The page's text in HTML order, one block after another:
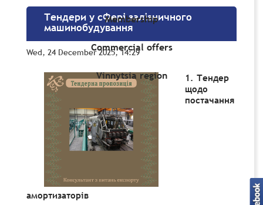
Membership
Commercial offers
Vinnytsia region
Тендери у сфері залізничного
машинобудування
Wed, 24 December 2025, 14:29
1. Тендер
щодо
постачання
амортизаторів